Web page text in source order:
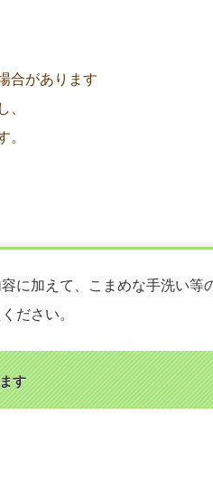
合があります
、
。
に加えて、こまめな手洗い等
ださい。
す